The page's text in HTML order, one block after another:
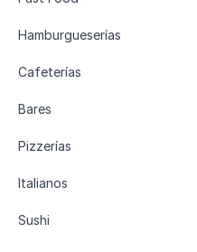
Hamburgueserías
Cafeterías
Bares
Pizzerías
Italianos
Sushi